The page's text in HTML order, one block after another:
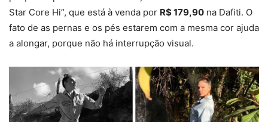
Star Core Hi”, que está à venda por R$ 179,90 na Dafiti. O
fato de as pernas e os pés estarem com a mesma cor ajuda
a alongar, porque não há interrupção visual.